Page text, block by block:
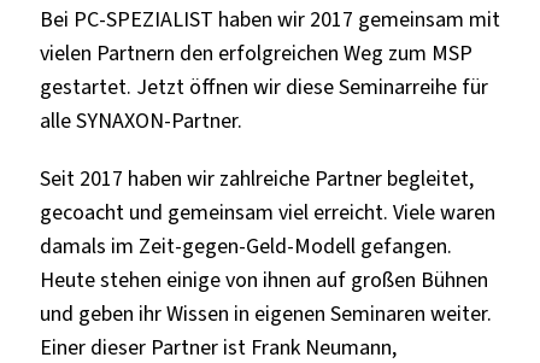
Bei PC-SPEZIALIST haben wir 2017 gemeinsam mit
vielen Partnern den erfolgreichen Weg zum MSP
gestartet. Jetzt öffnen wir diese Seminarreihe für
alle SYNAXON-Partner.
Seit 2017 haben wir zahlreiche Partner begleitet,
gecoacht und gemeinsam viel erreicht. Viele waren
damals im Zeit-gegen-Geld-Modell gefangen.
Heute stehen einige von ihnen auf großen Bühnen
und geben ihr Wissen in eigenen Seminaren weiter.
Einer dieser Partner ist Frank Neumann,